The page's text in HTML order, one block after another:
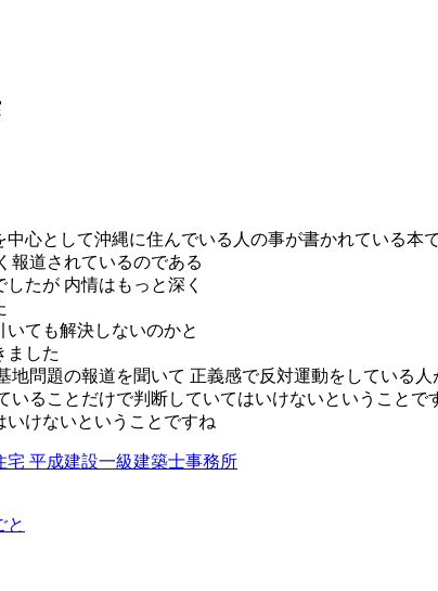
心として沖縄に住んでいる人の事が書かれている本
報道されているのである
たが 内情はもっと深く
ても解決しないのかと
ました
地問題の報道を聞いて 正義感で反対運動をしている
いることだけで判断していてはいけないということで
けないということですね
平成建設一級建築士事務所
と